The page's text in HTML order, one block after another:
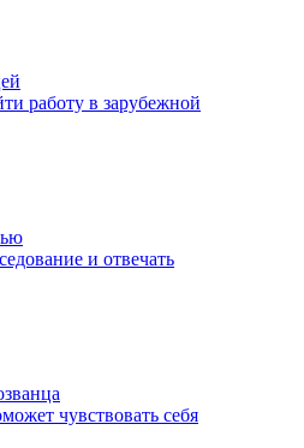
работу в зарубежной
и отвечать
чувствовать себя